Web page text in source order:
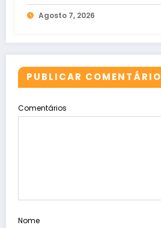
Agosto 7, 2026
PUBLICAR COMENTÁRIO
Comentários
Nome